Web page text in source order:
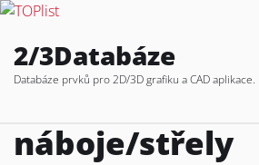
the
2/3Databáze
Databáze prvků pro 2D/3D grafiku a CAD aplikace.
náboje/střely